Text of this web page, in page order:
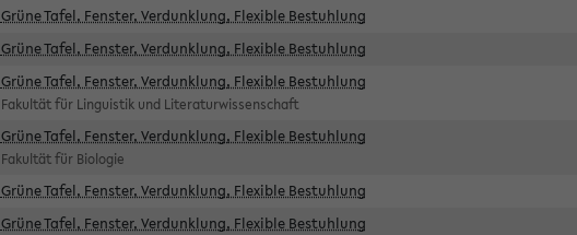
Grüne Tafel, Fenster, Verdunklung, Flexible Bestuhlung
Grüne Tafel, Fenster, Verdunklung, Flexible Bestuhlung
Grüne Tafel, Fenster, Verdunklung, Flexible Bestuhlung
Fakultät für Linguistik und Literaturwissenschaft
Grüne Tafel, Fenster, Verdunklung, Flexible Bestuhlung
Fakultät für Biologie
Grüne Tafel, Fenster, Verdunklung, Flexible Bestuhlung
Grüne Tafel, Fenster, Verdunklung, Flexible Bestuhlung